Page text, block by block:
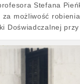
Stefana
za możliwość
Doświadczalnej